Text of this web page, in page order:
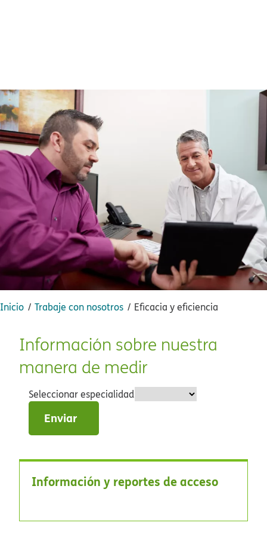
Inicio​​ Trabaje con nosotros​​ Eficacia y eficiencia​​
Información sobre nuestra
manera de medir​​
Seleccionar especialidad​​
Enviar​​
Información y reportes de acceso​​